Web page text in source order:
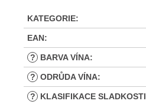
KATEGORIE:
EAN:
? BARVA VÍNA:
? ODRŮDA VÍNA:
? KLASIFIKACE SLADKOSTI